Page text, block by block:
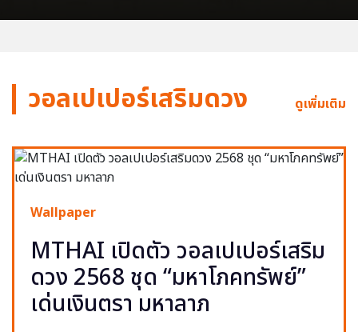
วอลเปเปอร์เสริมดวง ดูเพิ่มเติม
Wallpaper
MTHAI เปิดตัว วอลเปเปอร์เสริม
ดวง 2568 ชุด “มหาโภคทรัพย์”
เด่นเงินตรา มหาลาภ